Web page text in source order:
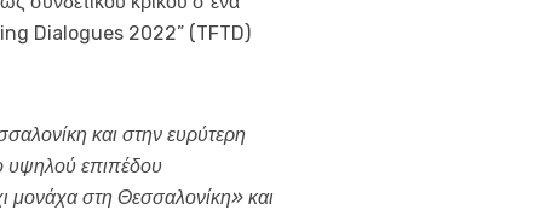
Dialogues 2022” (TFTD)
και στην ευρύτερη
υψηλού επιπέδου
μονάχα στη Θεσσαλονίκη» και